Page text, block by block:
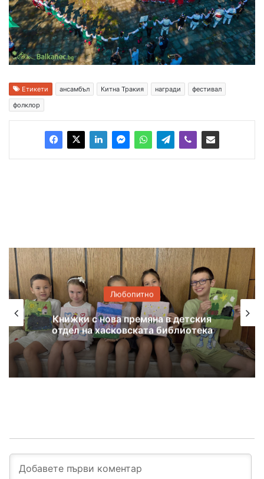
Етикети ансамбъл Китна Тракия награди
фестивал
фолклор
Любопитно
Куп звезди гостуват за празника на
Димитровград – ПРОГРАМА